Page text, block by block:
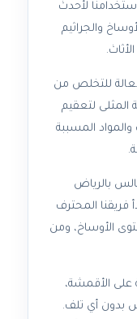
لأحدث
والجراثيم
للتخلص من
المثلى لتعقيم
المسببة
بالرياض
فريقنا المحترف
الأوساخ، ومن
على الأقمشة،
بدون أي تلف.